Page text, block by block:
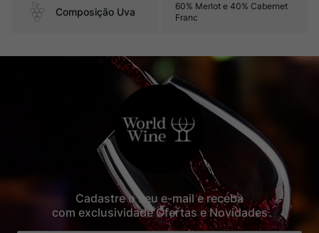
Composição Uva
60% Merlot e 40% Cabernet
Franc
Cadastre o seu e-mail e receba
com exclusividade Ofertas e Novidades